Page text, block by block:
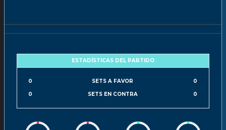
ESTADÍSTICAS DEL PARTIDO
0 SETS A FAVOR
0
0
SETS EN CONTRA 0